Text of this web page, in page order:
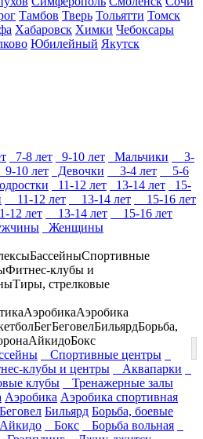
Тамбов Тверь Тольятти Томск
Хабаровск Химки Чебоксары
Юбилейный Якутск
7-8 лет 9-10 лет Мальчики
3-
9-10 лет Девочки 3-4 лет
5-6
11-12 лет 13-14 лет
15-
11-12 лет 13-14 лет
15-16 лет
12 лет 13-14 лет
15-16 лет
Женщины
БассейныСпортивные
Фитнес-клубы и
Тиры, стрелковые
АэробикаАэробика
БегБеговелБильярдБорьба,
АйкидоБокс
Спортивные центры
клубы и центры
Аквапарки
клубы
Тренажерные залы
Аэробика Аэробика спортивная
Беговел Бильярд Борьба, боевые
Бокс
Борьба вольная